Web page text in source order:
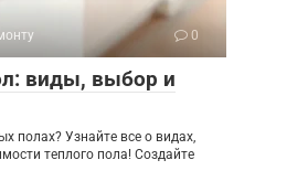
0
виды, выбор и
полах? Узнайте все о видах,
теплого пола! Создайте